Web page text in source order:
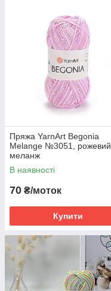
Пряжа YarnArt Begonia
Melange №3051, рожевий
меланж
В наявності
70 ₴/моток
Купити